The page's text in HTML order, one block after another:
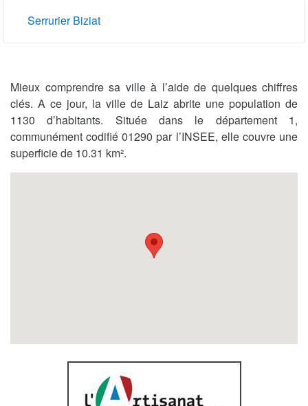
Serrurier Biziat
Mieux comprendre sa ville à l’aide de quelques chiffres
clés. A ce jour, la ville de Laiz abrite une population de
1130 d’habitants. Située dans le département 1,
communément codifié 01290 par l’INSEE, elle couvre une
superficie de 10.31 km².